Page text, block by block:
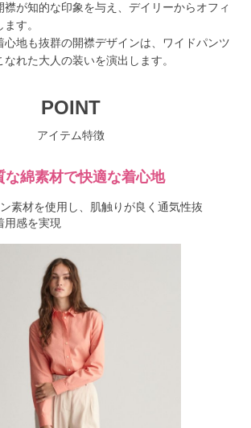
が知的な印象を与え、デイリーからオフィ
す。
心地も抜群の開襟デザインは、ワイドパンツ
れた大人の装いを演出します。
POINT
アイテム特徴
な綿素材で快適な着心地
素材を使用し、肌触りが良く通気性抜
用感を実現